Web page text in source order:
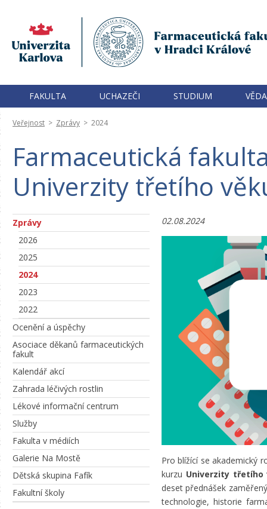
FAKULTA UCHAZEČI STUDIUM
Veřejnost > Zprávy > 2024
Farmaceutická
Univerzity třetího
Zprávy
2026
2025
2024
2023
2022
Ocenění a úspěchy
Asociace děkanů farmaceutických
fakult
Kalendář akcí
Zahrada léčivých rostlin
Lékové informační centrum
Služby
Fakulta v médiích
Galerie Na Mostě
Dětská skupina Fafík
Fakultní školy
02.08.2024
Pro blížící se akademický
kurzu Univerzity třetího
deset přednášek
technologie, historie